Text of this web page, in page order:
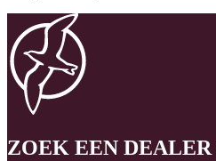
ZOEK EEN DEALER